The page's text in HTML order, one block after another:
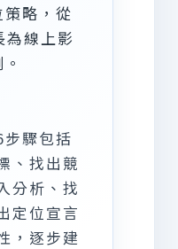
略，從
為線上影
驟包括
、找出競
分析、找
定位宣言
，逐步建